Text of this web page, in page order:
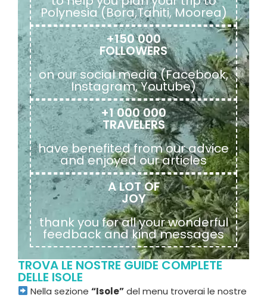
Polynesia (Bora,Tahiti, Moorea)
+150 000
FOLLOWERS
on our social media (Facebook,
Instagram, Youtube)
+1 000 000
TRAVELERS
have benefited from our advice
and enjoyed our articles
A LOT OF
JOY
thank you for all your wonderful
feedback and kind messages
TROVA LE NOSTRE GUIDE COMPLETE
DELLE ISOLE
Nella sezione“Isole”del menu troverai le nostre